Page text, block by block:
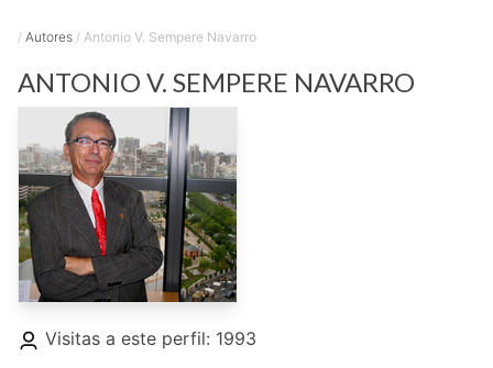
/ Autores / Antonio V. Sempere Navarro
ANTONIO V. SEMPERE NAVARRO
Visitas a este perfil: 1993